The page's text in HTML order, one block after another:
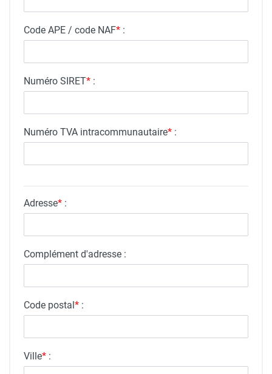
Code APE / code NAF* :
Numéro SIRET* :
Numéro TVA intracommunautaire* :
Adresse* :
Complément d'adresse :
Code postal* :
Ville* :